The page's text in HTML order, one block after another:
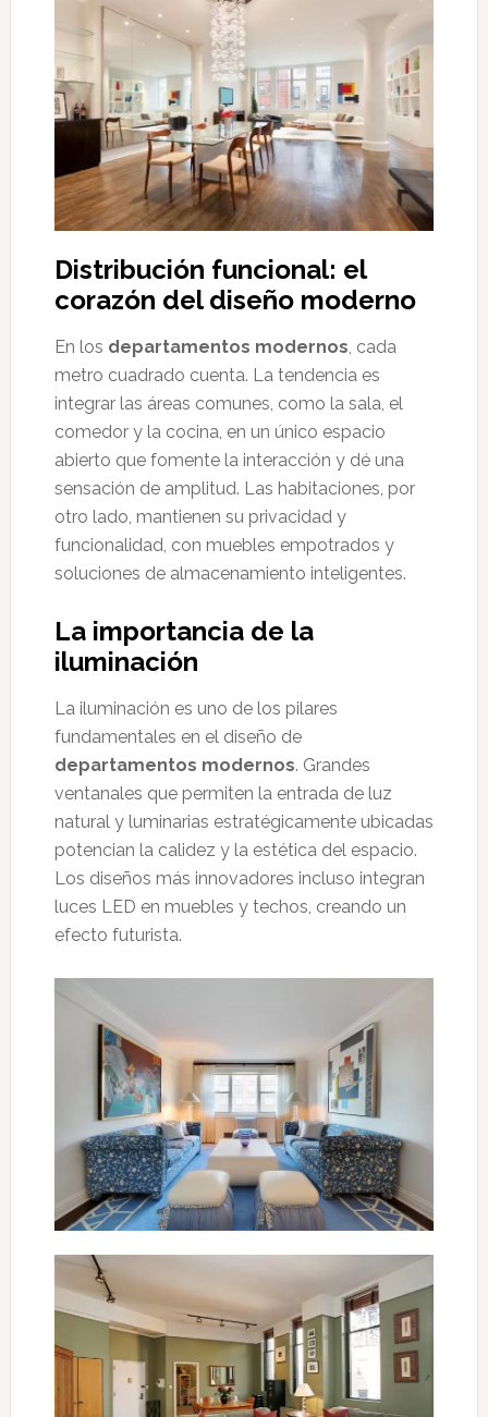
Distribución funcional: el
corazón del diseño moderno
En los departamentos modernos, cada
metro cuadrado cuenta. La tendencia es
integrar las áreas comunes, como la sala, el
comedor y la cocina, en un único espacio
abierto que fomente la interacción y dé una
sensación de amplitud. Las habitaciones, por
otro lado, mantienen su privacidad y
funcionalidad, con muebles empotrados y
soluciones de almacenamiento inteligentes.
La importancia de la
iluminación
La iluminación es uno de los pilares
fundamentales en el diseño de
departamentos modernos. Grandes
ventanales que permiten la entrada de luz
natural y luminarias estratégicamente ubicadas
potencian la calidez y la estética del espacio.
Los diseños más innovadores incluso integran
luces LED en muebles y techos, creando un
efecto futurista.